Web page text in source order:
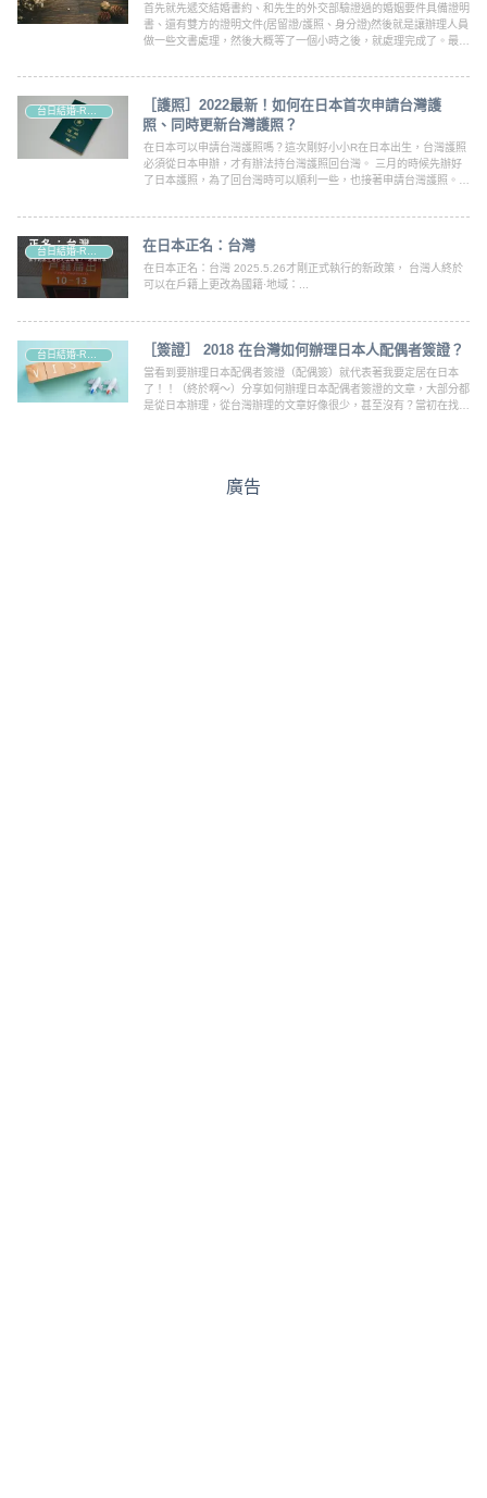
首先就先遞交結婚書約、和先生的外交部驗證過的婚姻要件具備證明
書、還有雙方的證明文件(居留證/護照、身分證)然後就是讓辦理人員
做一些文書處理，然後大概等了一個小時之後，就處理完成了。最後
［護照］2022最新！如何在日本首次申請台灣護
照、同時更新台灣護照？
在日本可以申請台灣護照嗎？這次剛好小小R在日本出生，台灣護照
必須從日本申辦，才有辦法持台灣護照回台灣。 三月的時候先辦好
了日本護照，為了回台灣時可以順利一些，也接著申請台灣護照。
在日本正名：台灣
在日本正名：台灣 2025.5.26才剛正式執行的新政策， 台灣人終於
可以在戶籍上更改為國籍·地域：...
台日結婚-R家大小事 ［簽證］ 2018 在台灣如何辦理日本人配偶者簽證？
當看到要辦理日本配偶者簽證（配偶簽）就代表著我要定居在日本
了！！（終於啊～）分享如何辦理日本配偶者簽證的文章，大部分都
是從日本辦理，從台灣辦理的文章好像很少，甚至沒有？當初在找資
廣告